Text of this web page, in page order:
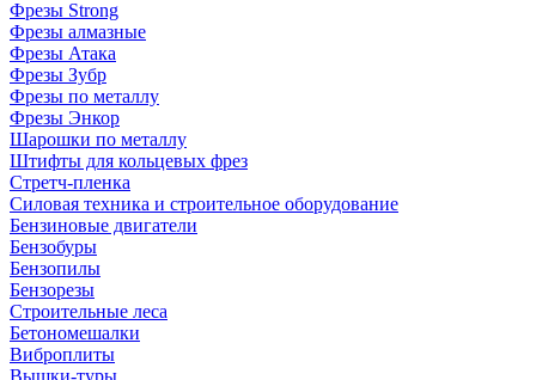
Фрезы Strong
Фрезы алмазные
Фрезы Атака
Фрезы Зубр
Фрезы по металлу
Фрезы Энкор
Шарошки по металлу
Штифты для кольцевых фрез
Стретч-пленка
Силовая техника и строительное оборудование
Бензиновые двигатели
Бензобуры
Бензопилы
Бензорезы
Строительные леса
Бетономешалки
Виброплиты
Вышки-туры